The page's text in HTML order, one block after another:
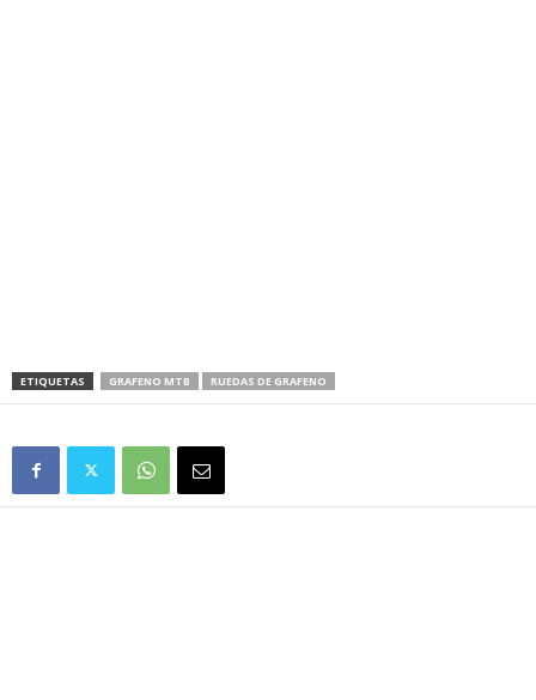
ETIQUETAS GRAFENO MTB RUEDAS DE GRAFENO